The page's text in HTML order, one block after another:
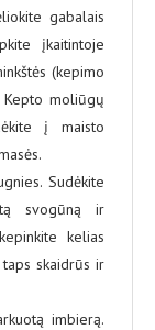
gabalais
įkaitintoje
(kepimo
moliūgų
į maisto
Sudėkite
svogūną ir
kelias
skaidrūs ir
imbierą.